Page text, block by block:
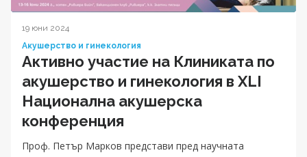
19 юни 2024
Акушерство и гинекология
Активно участие на Клиниката по
акушерство и гинекология в XLI
Национална акушерска
конференция
Проф. Петър Марков представи пред научната